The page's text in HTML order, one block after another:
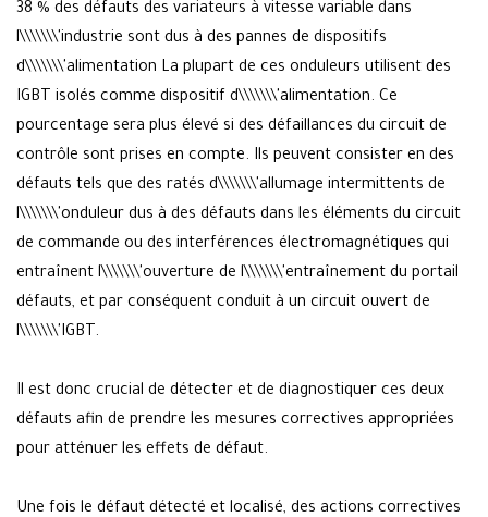
38 % des défauts des variateurs à vitesse variable dans
l\\\\\\\'industrie sont dus à des pannes de dispositifs
d\\\\\\\'alimentation La plupart de ces onduleurs utilisent des
IGBT isolés comme dispositif d\\\\\\\'alimentation. Ce
pourcentage sera plus élevé si des défaillances du circuit de
contrôle sont prises en compte. Ils peuvent consister en des
défauts tels que des ratés d\\\\\\\'allumage intermittents de
l\\\\\\\'onduleur dus à des défauts dans les éléments du circuit
de commande ou des interférences électromagnétiques qui
entraînent l\\\\\\\'ouverture de l\\\\\\\'entraînement du portail
défauts, et par conséquent conduit à un circuit ouvert de
l\\\\\\\'IGBT.
Il est donc crucial de détecter et de diagnostiquer ces deux
défauts afin de prendre les mesures correctives appropriées
pour atténuer les effets de défaut.
Une fois le défaut détecté et localisé, des actions correctives